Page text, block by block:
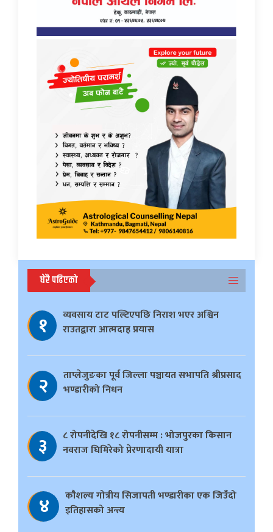
धेरै पढिएको
१
व्यवसाय टाट पल्टिएपछि निराश भएर अश्विन
राउतद्वारा आत्मदाह प्रयास
२
ताप्लेजुङका पूर्व जिल्ला पञ्चायत सभापति श्रीप्रसाद
भण्डारीको निधन
३
८ रोपनीदेखि १८ रोपनीसम्म : भोजपुरका किसान
नवराज घिमिरेको प्रेरणादायी यात्रा
४
काैशल्य गोत्रीय सिजापती भण्डारीका एक जिउँदो
इतिहासको अन्त्य